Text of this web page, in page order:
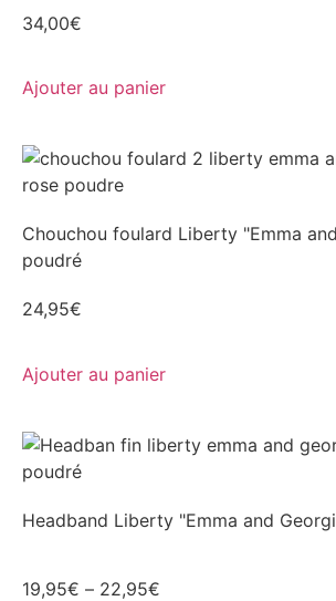
34,00€
Ajouter au panier
Chouchou foulard Liberty "Emma
poudré
24,95€
Ajouter au panier
Headband Liberty "Emma and
19,95€ – 22,95€